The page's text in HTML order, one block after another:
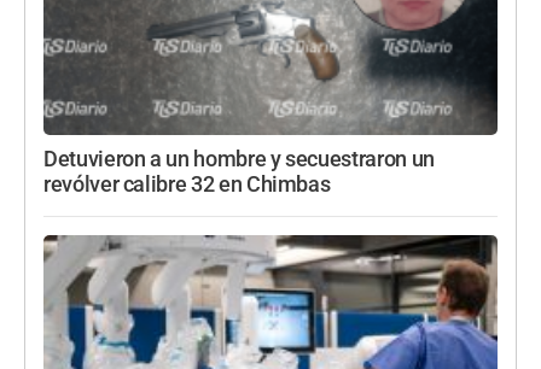
Detuvieron a un hombre y secuestraron un
revólver calibre 32 en Chimbas